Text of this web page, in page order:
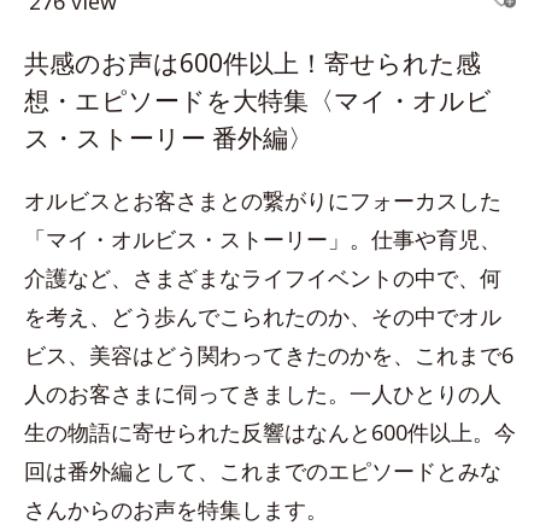
共感のお声は600件以上！寄せられた感
想・エピソードを大特集〈マイ・オルビ
ス・ストーリー 番外編〉
オルビスとお客さまとの繋がりにフォーカスした
「マイ・オルビス・ストーリー」。仕事や育児、
介護など、さまざまなライフイベントの中で、何
を考え、どう歩んでこられたのか、その中でオル
ビス、美容はどう関わってきたのかを、これまで6
人のお客さまに伺ってきました。一人ひとりの人
生の物語に寄せられた反響はなんと600件以上。今
回は番外編として、これまでのエピソードとみな
さんからのお声を特集します。